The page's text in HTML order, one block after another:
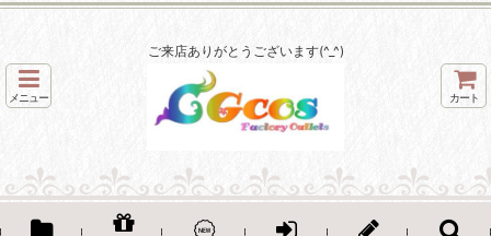
ご来店ありがとうございます(^_^)
メニュー カート